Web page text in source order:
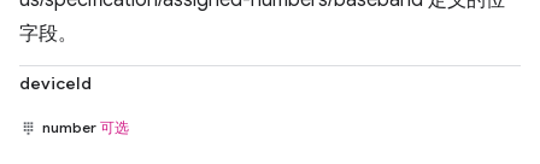
字段。
deviceId
number 可选